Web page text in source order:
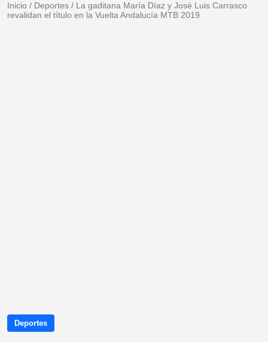
Inicio / Deportes / La gaditana María Díaz y José Luis Carrasco
revalidan el título en la Vuelta Andalucía MTB 2019
Deportes